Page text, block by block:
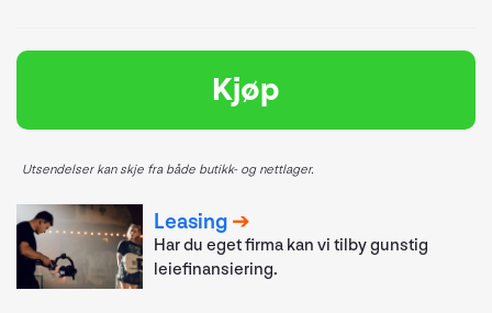
Kjøp
Utsendelser kan skje fra både butikk- og nettlager.
Leasing
Har du eget firma kan vi tilby gunstig
leiefinansiering.